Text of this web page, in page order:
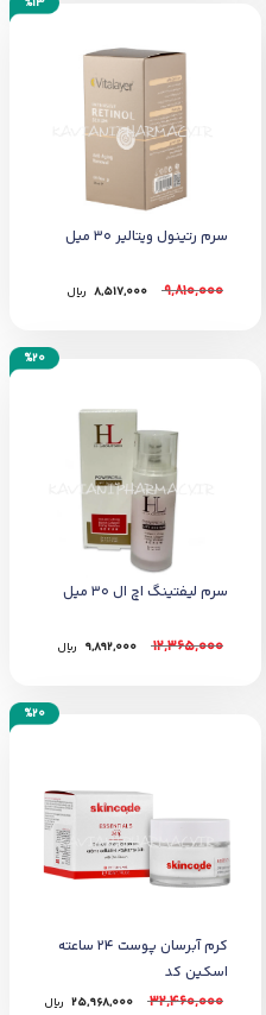
سرم رتینول ویتالیر 30 میل
9,810,000
8,517,000 ﷼
%20
سرم لیفتینگ اچ ال 30 میل
12,365,000
9,892,000 ﷼
%20
کرم آبرسان پوست 24 ساعته
اسکین کد
32,460,000
25,968,000 ﷼